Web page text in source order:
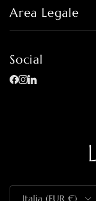
Area Legale
Social
Facebook
Instagram
LinkedIn
Paese/Regione
Italia (EUR €)